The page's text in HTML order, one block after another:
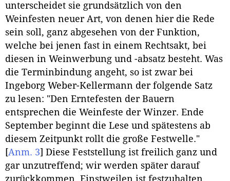
unterscheidet sie grundsätzlich von den
Weinfesten neuer Art, von denen hier die Rede
sein soll, ganz abgesehen von der Funktion,
welche bei jenen fast in einem Rechtsakt, bei
diesen in Weinwerbung und -absatz besteht. Was
die Terminbindung angeht, so ist zwar bei
Ingeborg Weber-Kellermann der folgende Satz
zu lesen: "Den Erntefesten der Bauern
entsprechen die Weinfeste der Winzer. Ende
September beginnt die Lese und spätestens ab
diesem Zeitpunkt rollt die große Festwelle."
[Anm. 3] Diese Feststellung ist freilich ganz und
gar unzutreffend; wir werden später darauf